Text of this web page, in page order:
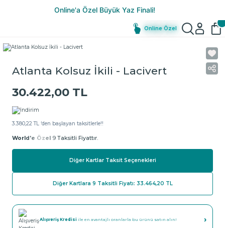
Online Özel
Atlanta Kolsuz İkili - Lacivert
30.422,00 TL
3.380,22 TL ‘den başlayan taksitlerle!!
World'e Özel 9 Taksitli Fiyattır.
Diğer Kartlar Taksit Seçenekleri
Diğer Kartlara 9 Taksitli Fiyatı: 33.464,20 TL
Alışveriş Kredisi ile en avantajlı oranlarla bu ürünü satın alın! ›